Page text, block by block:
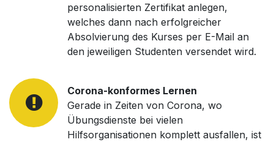
personalisierten Zertifikat anlegen,
welches dann nach erfolgreicher
Absolvierung des Kurses per E-Mail an
den jeweiligen Studenten versendet wird.
Corona-konformes Lernen
Gerade in Zeiten von Corona, wo
Übungsdienste bei vielen
Hilfsorganisationen komplett ausfallen, ist